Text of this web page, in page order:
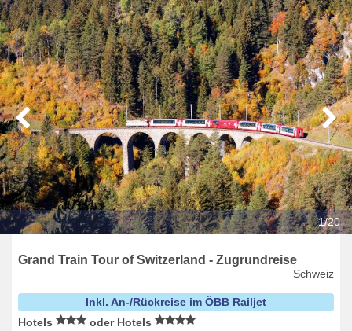
1/20
Grand Train Tour of Switzerland - Zugrundreise
Schweiz
Inkl. An-/Rückreise im ÖBB Railjet
Hotels
oder Hotels